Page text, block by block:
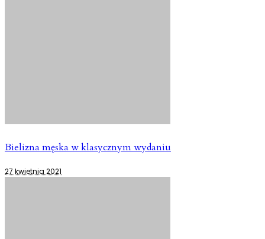
Bielizna męska w klasycznym wydaniu
27 kwietnia 2021